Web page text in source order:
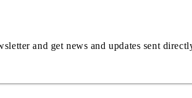
and get news and updates sent